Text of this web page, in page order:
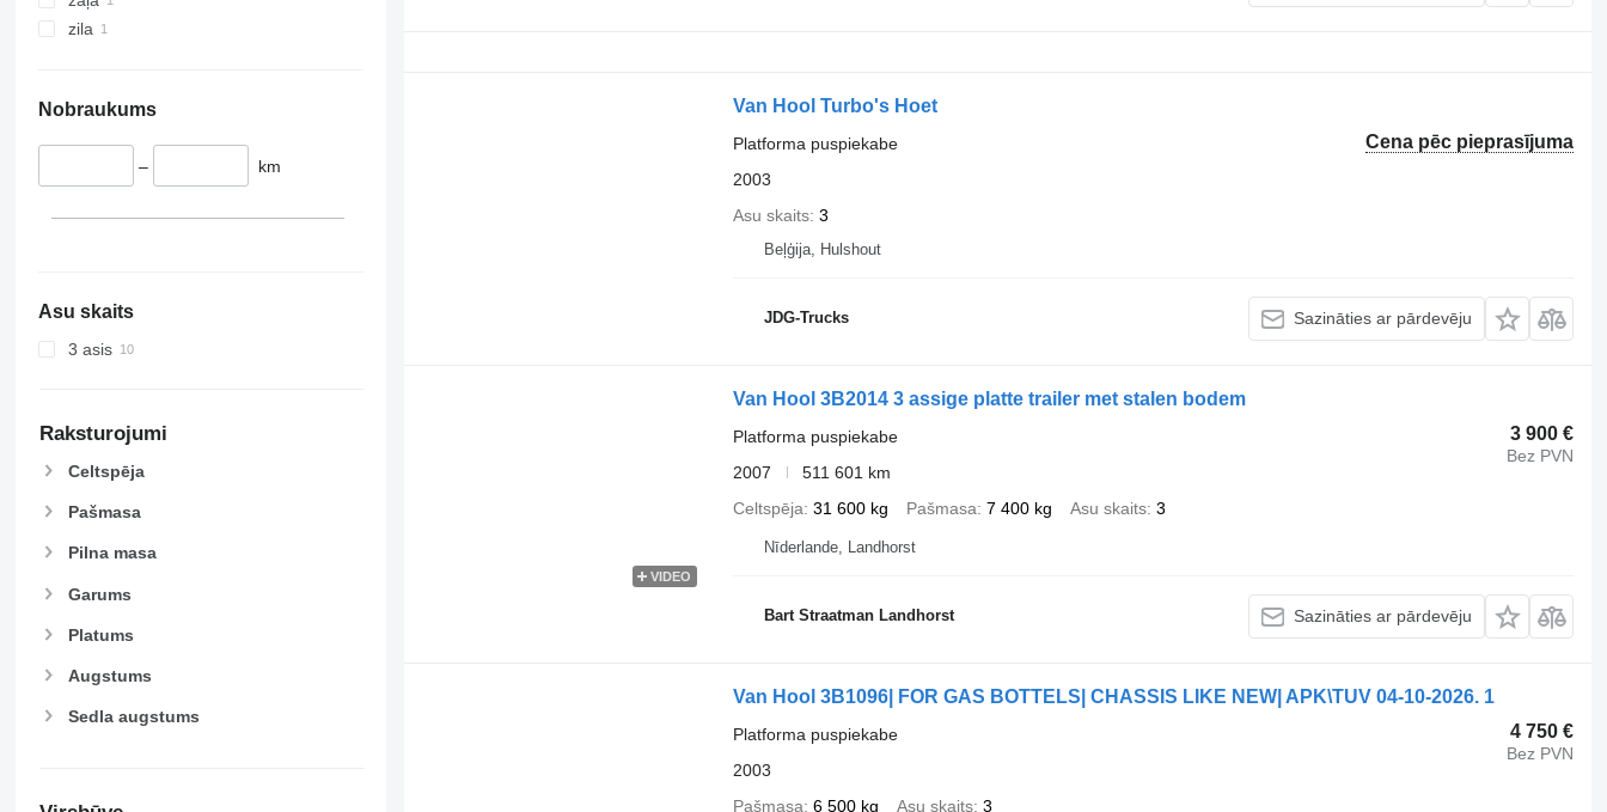
zila
Nobraukums
– km
Asu skaits
3 asis
Raksturojumi
Celtspēja
Pašmasa
Pilna masa
Garums
Platums
Augstums
Sedla augstums
Van Hool Turbo's Hoet
Cena pēc pieprasījuma
Platforma puspiekabe
2003
Asu skaits 3
Beļģija, Hulshout
JDG-Trucks Sazināties ar pārdevēju
VIDEO
Van Hool 3B2014 3 assige platte trailer met stalen bodem
3 900 €
Bez PVN
Platforma puspiekabe
2007
511 601 km
Celtspēja 31 600 kg Pašmasa 7 400 kg Asu skaits 3
Nīderlande, Landhorst
Bart Straatman Landhorst Sazināties ar pārdevēju
Van Hool 3B1096| FOR GAS BOTTELS| CHASSIS LIKE NEW| APK\TUV 04-10-2026. 1
4 750 €
Bez PVN
Platforma puspiekabe
2003
Pašmasa 6 500 kg Asu skaits 3